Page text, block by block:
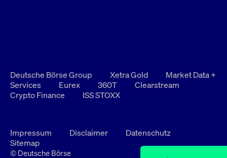
Deutsche Börse Group Xetra Gold
Market Data +
Services
Eurex 360T
Clearstream
Crypto Finance
ISS STOXX
Impressum Disclaimer
Datenschutz
Sitemap
© Deutsche Börse